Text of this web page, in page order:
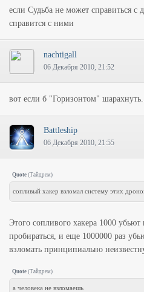
если Судьба не может справиться с
справится с ними
nachtigall
06 Декабря 2010, 21:52
вот если б "Горизонтом"
Battleship
06 Декабря 2010, 21:55
Quote (Тайдрем)
сопливый хакер взломал систему этих
Этого сопливого хакера 1000
пробираться, и еще 1000000 раз
взломать принципиально
Quote (Тайдрем)
а человека не взломаешь